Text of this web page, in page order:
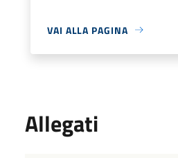
VAI ALLA PAGINA
Allegati